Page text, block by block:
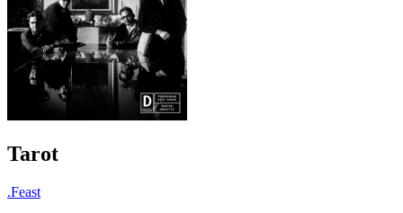
Tarot
.Feast